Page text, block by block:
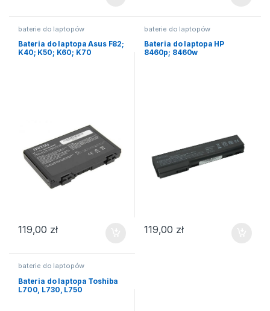
baterie do laptopów
Bateria do laptopa Asus F82;
K40; K50; K60; K70
119,00 zł
baterie do laptopów
Bateria do laptopa HP
8460p; 8460w
119,00 zł
baterie do laptopów
Bateria do laptopa Toshiba
L700, L730, L750